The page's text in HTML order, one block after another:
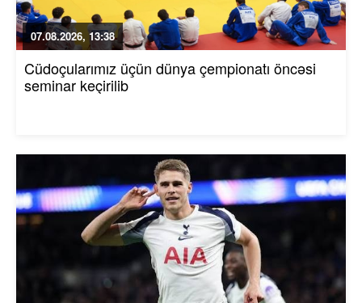
07.08.2026, 13:38
Cüdoçularımız üçün dünya çempionatı öncəsi
seminar keçirilib